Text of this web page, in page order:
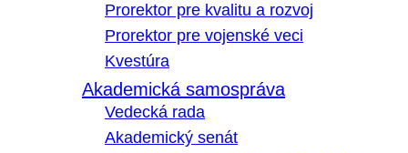
Prorektor pre kvalitu a rozvoj
Prorektor pre vojenské veci
Kvestúra
Akademická samospráva
Vedecká rada
Akademický senát